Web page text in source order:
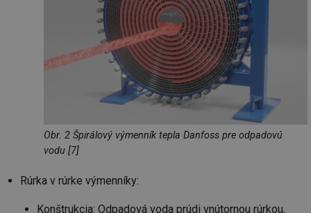
Obr. 2 Špirálový výmenník tepla Danfoss pre odpadovú
vodu [7]
Rúrka v rúrke výmenníky:
Konštrukcia: Odpadová voda prúdi vnútornou rúrkou,